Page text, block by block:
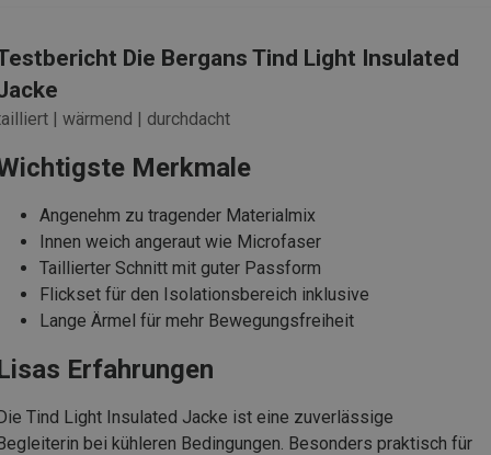
Die Bergans Tind Light Insulated
| wärmend | durchdacht
Merkmale
Angenehm zu tragender Materialmix
Innen weich angeraut wie Microfaser
Taillierter Schnitt mit guter Passform
Flickset für den Isolationsbereich inklusive
Lange Ärmel für mehr Bewegungsfreiheit
Erfahrungen
Tind Light Insulated Jacke ist eine zuverlässige
bei kühleren Bedingungen. Besonders praktisch für